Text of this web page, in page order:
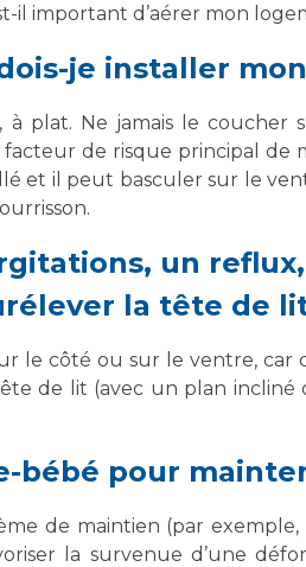
il important d’aérer mon
je installer
plat. Ne jamais le
de risque principal de
et il peut basculer sur le
un
la tête de
le côté ou sur le ventre,
de lit (avec un plan
bébé pour
de maintien (par
la survenue d’une